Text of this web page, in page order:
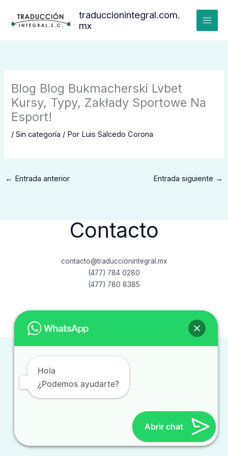
contenido
traduccionintegral.com.
mx
Blog Blog Bukmacherski Lvbet
Kursy, Typy, Zakłady Sportowe Na
Esport!
/Sin categoría / Por Luis Salcedo Corona
← Entrada anterior Entrada siguiente →
Contacto
contacto@traduccionintegral.mx
(477) 784 0280
(477) 780 8385
Hola
¿Podemos ayudarte?
Abrir chat